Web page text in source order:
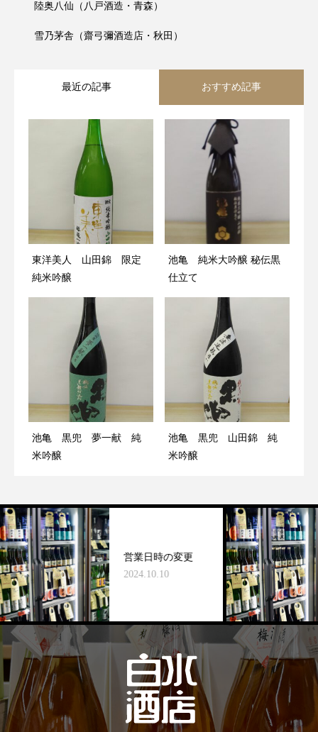
陸奥八仙（八戸酒造・青森）
雪乃茅舎（齋弓彌酒造店・秋田）
最近の記事 おすすめ記事
東洋美人 山田錦 限定
純米吟醸
池亀 純米大吟醸 秘伝黒
仕立て
池亀 黒兜 夢一献 純
米吟醸
池亀 黒兜 山田錦 純
米吟醸
営業日時の変更
2024.10.10